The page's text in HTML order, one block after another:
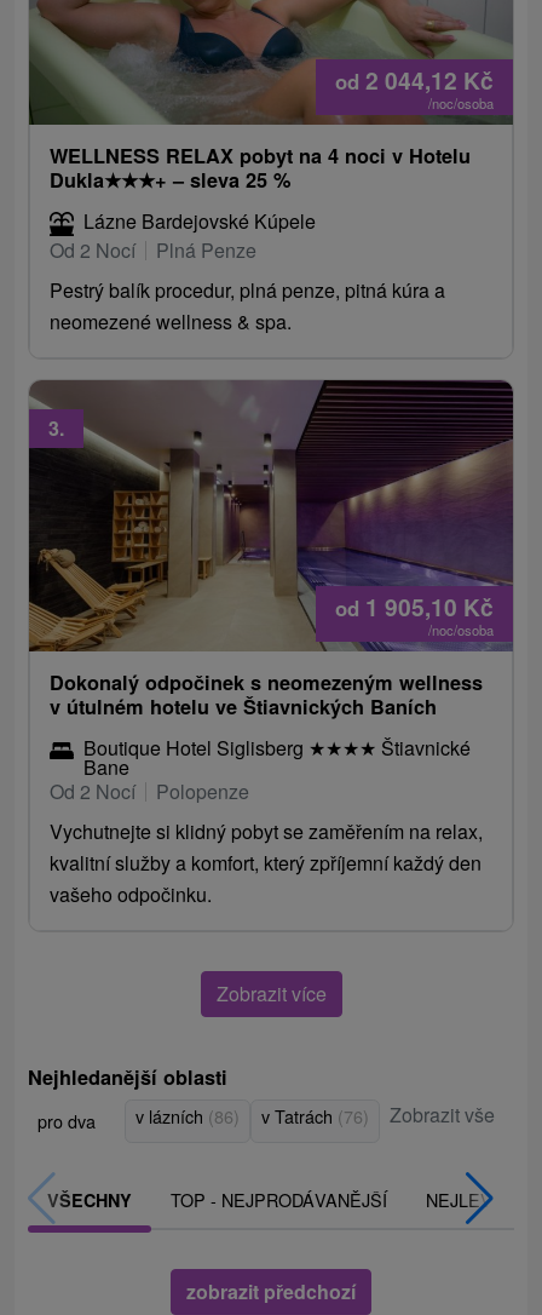
od 2 044,12 Kč
/noc/osoba
WELLNESS RELAX pobyt na 4 noci v Hotelu
Dukla★★★+ – sleva 25 %
Lázne Bardejovské Kúpele
Od 2 Nocí
Plná Penze
Pestrý balík procedur, plná penze, pitná kúra a
neomezené wellness & spa.
od 1 905,10 Kč
/noc/osoba
3.
Dokonalý odpočinek s neomezeným wellness
v útulném hotelu ve Štiavnických Baních
Boutique Hotel Siglisberg ★★★★ Štiavnické
Bane
Od 2 Nocí
Polopenze
Vychutnejte si klidný pobyt se zaměřením na relax,
kvalitní služby a komfort, který zpříjemní každý den
vašeho odpočinku.
Zobrazit více
Nejhledanější oblasti
pro dva v lázních (86) v Tatrách (76) Zobrazit vše
VŠECHNY TOP - NEJPRODÁVANĚJŠÍ NEJLEVNĚJŠÍ
zobrazit předchozí